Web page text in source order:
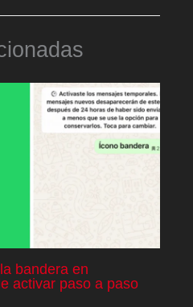
bandera en
activar paso a paso